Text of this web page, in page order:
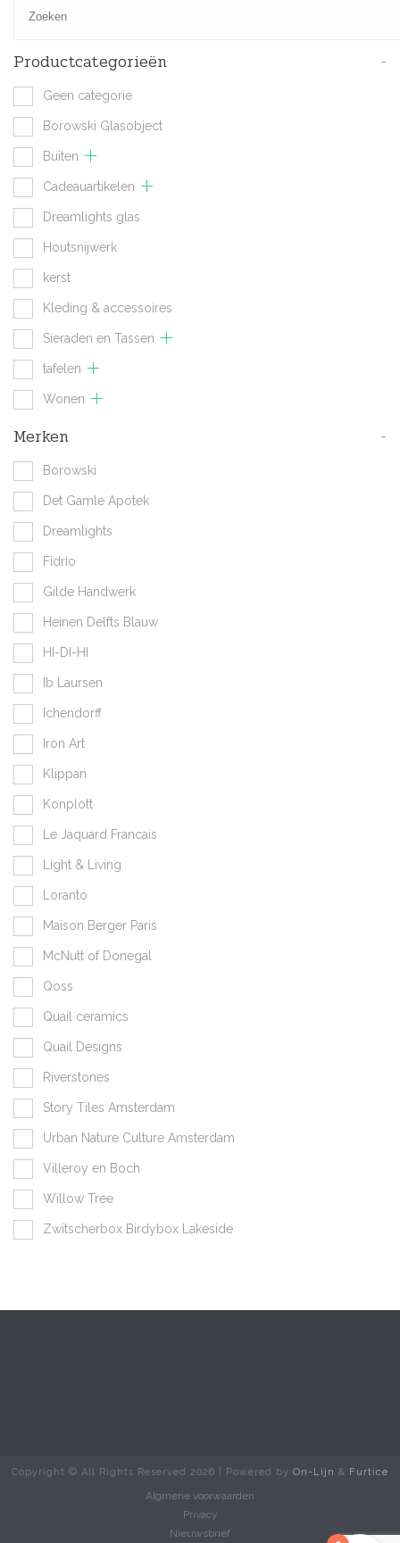
Productcategorieën -
Geen categorie
Borowski Glasobject
Buiten
Cadeauartikelen
Dreamlights glas
Houtsnijwerk
kerst
Kleding & accessoires
Sieraden en Tassen
tafelen
Wonen
Merken -
Borowski
Det Gamle Apotek
Dreamlights
Fidrio
Gilde Handwerk
Heinen Delfts Blauw
HI-DI-HI
Ib Laursen
Ichendorff
Iron Art
Klippan
Konplott
Le Jaquard Francais
Light & Living
Loranto
Maison Berger Paris
McNutt of Donegal
Qoss
Quail ceramics
Quail Designs
Riverstones
Story Tiles Amsterdam
Urban Nature Culture Amsterdam
Villeroy en Boch
Willow Tree
Zwitscherbox Birdybox Lakeside
Copyright © All Rights Reserved 2026 | Powered by On-Lijn & Furtice
Algmene voorwaarden
Privacy
Nieuwsbrief